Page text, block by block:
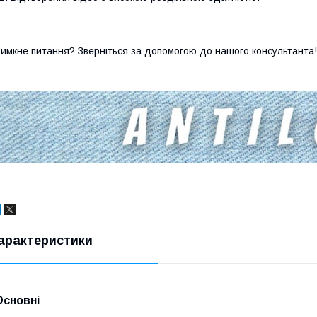
питання? Зверніться за допомогою до нашого консультанта!